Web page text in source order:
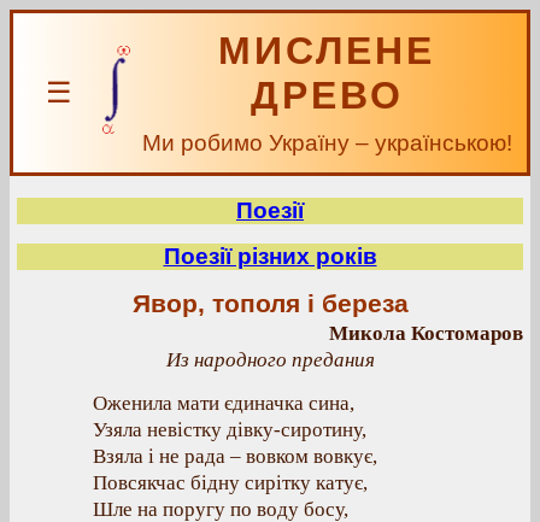
☰
МИСЛЕНЕ
ДРЕВО
Ми робимо Україну – українською!
Поезії
Поезії різних років
Явор, тополя і береза
Микола Костомаров
Из народного предания
Оженила мати єдиначка сина,
Узяла невістку дівку-сиротину,
Взяла і не рада – вовком вовкує,
Повсякчас бідну сирітку катує,
Шле на поругу по воду босу,